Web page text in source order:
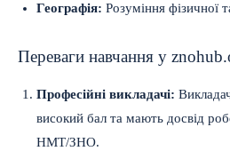
Географія: Розуміння фізичної
Переваги навчання у
Професійні викладачі:
високий бал та мають досвід
НМТ/ЗНО.